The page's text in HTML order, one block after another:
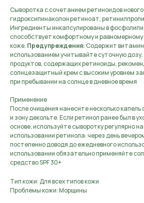
Сыворотка с сочетанием ретиноидов
гидроксипинаколон ретиноат,
Ингредиенты инкапсулированы в
способствует комфортному и
коже. Предупреждения:Содержит
использованием учитывайте суточную
продуктов, содержащих ретиноиды,
солнцезащитный крем с высоким уровнем
при пребывании на солнце в дневное время
Применение
После очищения нанесите несколько
и зону декольте. Если ретинол ранее был в
основе, используйте сыворотку регулярно
использовании ретинола: через день
постепенно доводя до ежедневного
использовании обязательно применяйте
средство SPF 30+
Тип кожи: Для всех типов кожи
Проблемы кожи: Морщины